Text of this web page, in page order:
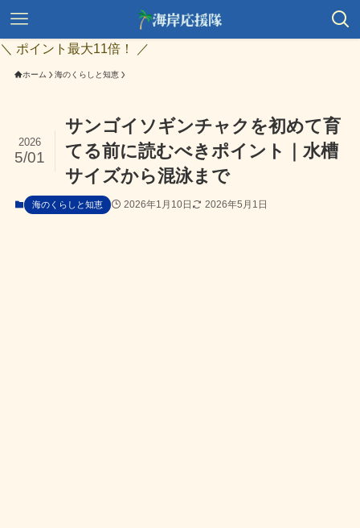
＼ ポイント最大11倍！ ／
ホーム 海のくらしと知恵
サンゴイソギンチャクを初めて育
てる前に読むべきポイント｜水槽
サイズから混泳まで
2026
5/01
海のくらしと知恵 2026年1月10日 2026年5月1日